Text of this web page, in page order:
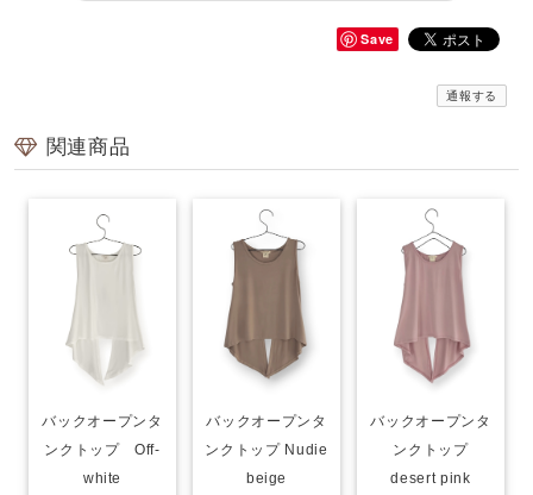
Save
通報する
関連商品
バックオープンタ
ンクトップ Off-
white
バックオープンタ
ンクトップ Nudie
beige
バックオープンタ
ンクトップ
desert pink